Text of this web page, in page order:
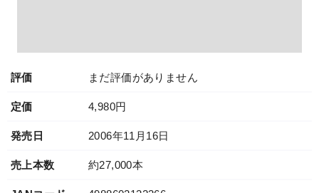
評価 まだ評価がありません
定価 4,980円
発売日 2006年11月16日
売上本数 約27,000本